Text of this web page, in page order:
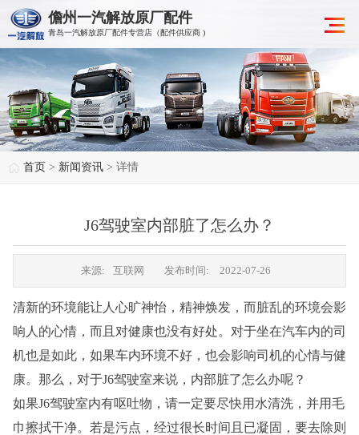
儋州一汽解放原厂配件
青岛一汽解放原厂配件专营店（配件供应商 )
首页 > 新闻资讯 > 详情
J6驾驶室内部脏了怎么办？
来源: 互联网 发布时间: 2022-07-26
清新的环境能让人心旷神怡，精神焕发，而脏乱的环境会影
响人的心情，而且对健康也没有好处。对于坐在汽车内的司
机也是如此，如果车内环境不好，也会影响司机的心情与健
康。那么，对于J6驾驶室来说，内部脏了怎么办呢？
如果J6驾驶室内有呕吐物，请一定要尽快用水清洗，并用毛
巾擦拭干净。若是污点，经过很长时间且已凝固，要去除则